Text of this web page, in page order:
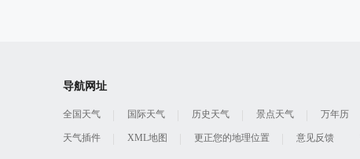
导航网址
全国天气 国际天气 历史天气 景点天气 万年历
天气插件 XML地图 更正您的地理位置 意见反馈